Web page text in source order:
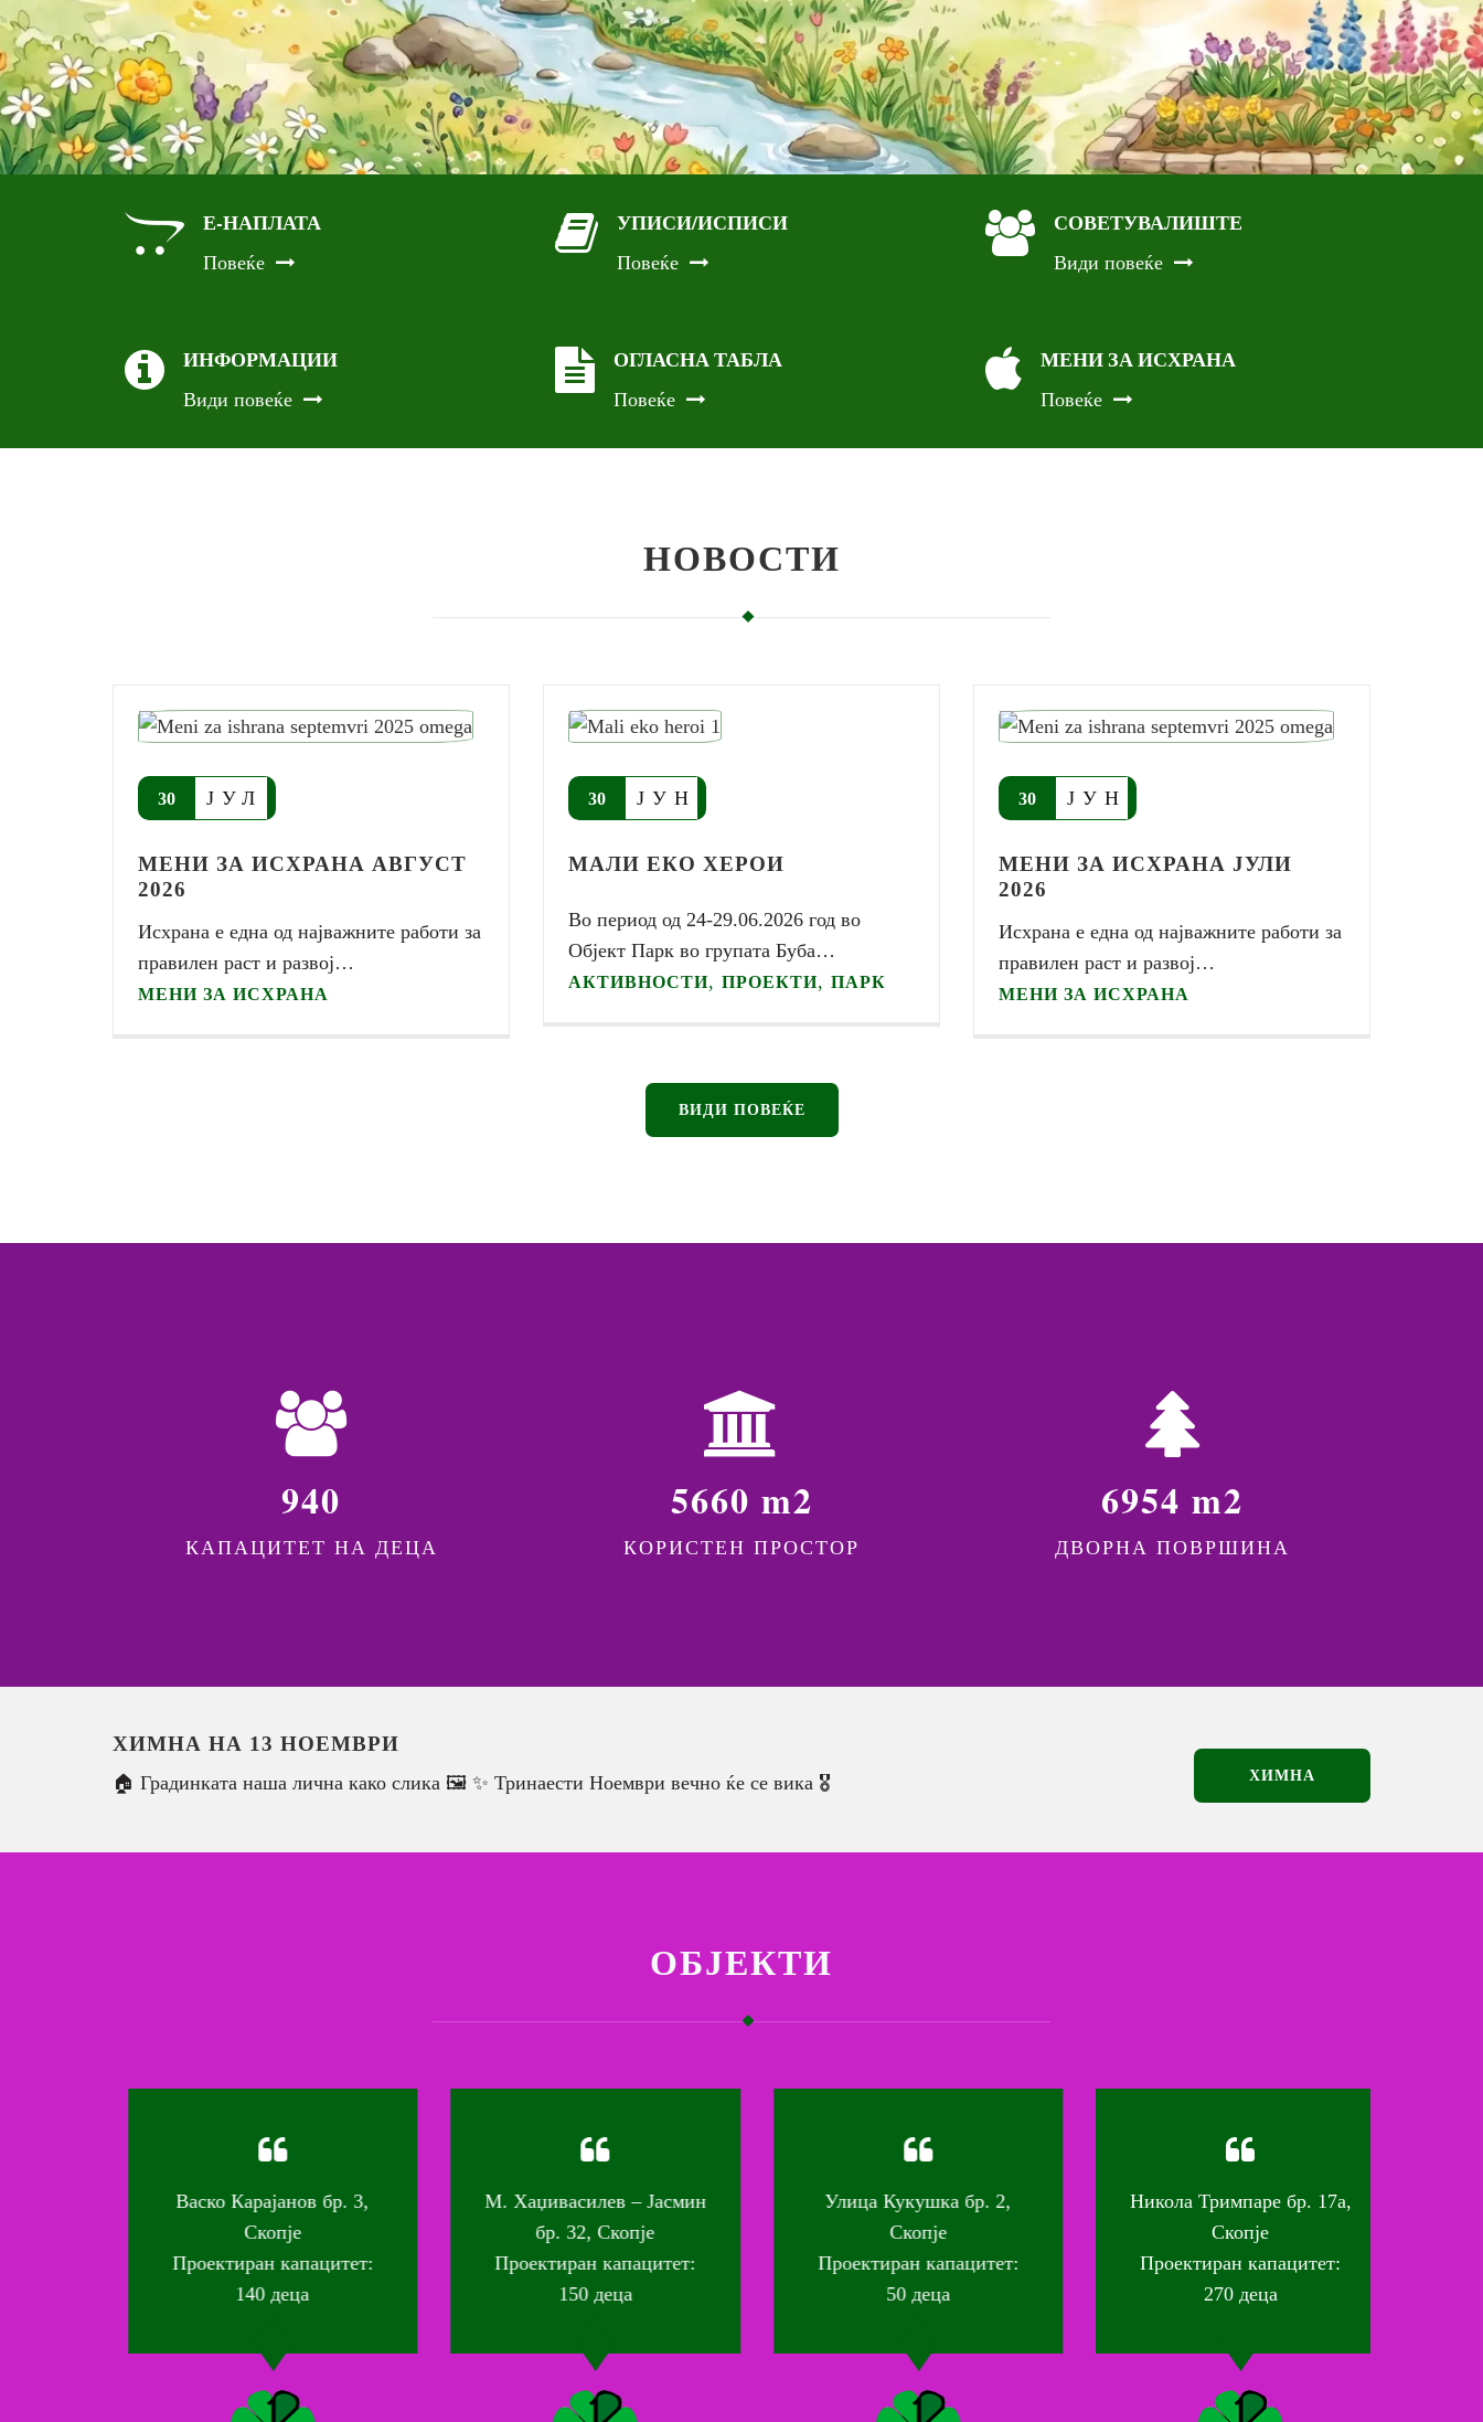
Е-НАПЛАТА
Повеќе
УПИСИ/ИСПИСИ
Повеќе
СОВЕТУВАЛИШТЕ
Види повеќе
ИНФОРМАЦИИ
Види повеќе
ОГЛАСНА ТАБЛА
Повеќе
МЕНИ ЗА ИСХРАНА
Повеќе
НОВОСТИ
30 ЈУЛ
МЕНИ ЗА ИСХРАНА АВГУСТ
2026
Исхрана е една од најважните работи за
правилен раст и развој…
МЕНИ ЗА ИСХРАНА
30 ЈУН
МАЛИ ЕКО ХЕРОИ
Во период од 24-29.06.2026 год во
Oбјект Парк во групата Буба…
АКТИВНОСТИ, ПРОЕКТИ, ПАРК
30 ЈУН
МЕНИ ЗА ИСХРАНА ЈУЛИ
2026
Исхрана е една од најважните работи за
правилен раст и развој…
МЕНИ ЗА ИСХРАНА
ВИДИ ПОВЕЌЕ
940
КАПАЦИТЕТ НА ДЕЦА
5660 m2
КОРИСТЕН ПРОСТОР
6954 m2
ДВОРНА ПОВРШИНА
ХИМНА НА 13 НОЕМВРИ
🏠 Градинката наша лична како слика 🖼️ ✨ Тринаести Ноември вечно ќе се вика 🎖️ ХИМНА
ОБЈЕКТИ
Васко Карајанов бр. 3,
Скопје
Проектиран капацитет:
140 деца
М. Хаџивасилев – Јасмин
бр. 32, Скопје
Проектиран капацитет:
150 деца
Улица Кукушка бр. 2,
Скопје
Проектиран капацитет:
50 деца
Никола Тримпаре бр. 17а,
Скопје
Проектиран капацитет:
270 деца